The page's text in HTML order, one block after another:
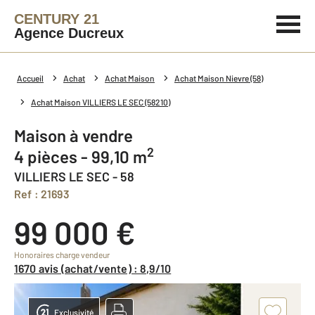
CENTURY 21
Agence Ducreux
Accueil Achat Achat Maison Achat Maison Nievre (58)
Achat Maison VILLIERS LE SEC (58210)
Maison à vendre
4 pièces - 99,10 m2
VILLIERS LE SEC - 58
Ref : 21693
99 000 €
Honoraires charge vendeur
1670 avis (achat/vente) : 8,9/10
Exclusivité